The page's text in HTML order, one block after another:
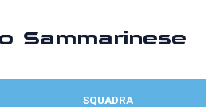
Sammarinese
SQUADRA